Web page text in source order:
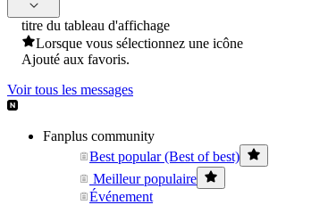
titre du tableau d'affichage
Lorsque vous sélectionnez une icône
Ajouté aux favoris.
Voir tous les messages
Fanplus community
Best popular (Best of best)
Meilleur populaire
Événement